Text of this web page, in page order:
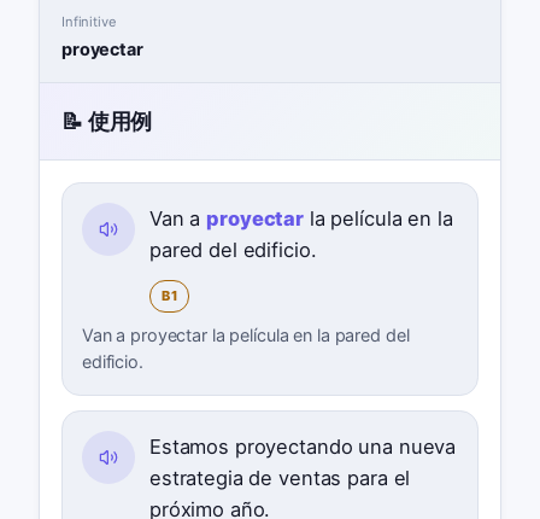
Infinitive
proyectar
📝 使用例
Van a proyectar la película en la
pared del edificio.
B1
Van a proyectar la película en la pared del
edificio.
Estamos proyectando una nueva
estrategia de ventas para el
próximo año.